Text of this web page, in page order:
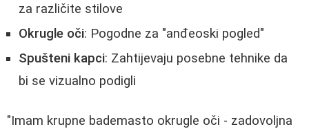
za različite stilove
Okrugle oči: Pogodne za "anđeoski pogled"
Spušteni kapci: Zahtijevaju posebne tehnike da
bi se vizualno podigli
"Imam krupne bademasto okrugle oči - zadovoljna